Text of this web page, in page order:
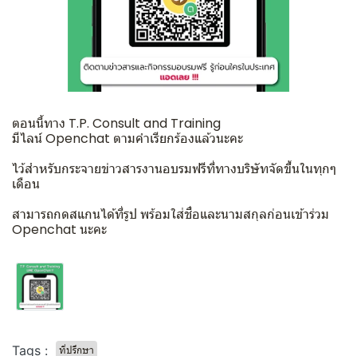
ตอนนี้ทาง T.P. Consult and Training
มีไลน์ Openchat ตามคำเรียกร้องแล้วนะคะ
ไว้สำหรับกระจายข่าวสารงานอบรมฟรีที่ทางบริษัทจัดขึ้นในทุกๆ
เดือน
สามารถกดสแกนได้ที่รูป พร้อมใส่ชื่อและนามสกุลก่อนเข้าร่วม
Openchat นะคะ
Tags : ที่ปรึกษา